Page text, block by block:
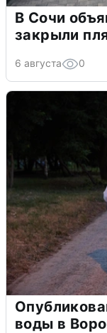
В Сочи
закрыли
6 августа 0
воды в